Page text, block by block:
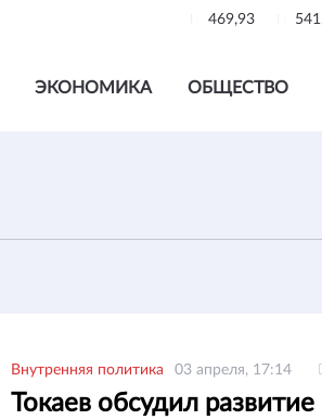
469,93
ЭКОНОМИКА ОБЩЕСТВО
Внутренняя политика 03 апреля, 17:14
Токаев обсудил